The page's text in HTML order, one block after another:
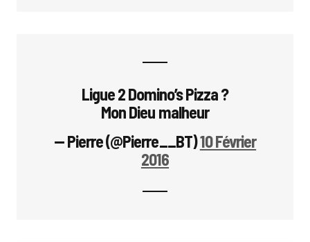
Ligue 2 Domino’s Pizza ?
Mon Dieu malheur
— Pierre (@Pierre__BT)10 Février
2016